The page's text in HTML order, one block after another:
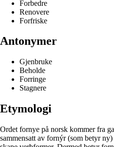
Forbedre
Renovere
Forfriske
Antonymer
Gjenbruke
Beholde
Forringe
Stagnere
Etymologi
Ordet fornye på norsk kommer fra
sammensatt av fornýr (som betyr